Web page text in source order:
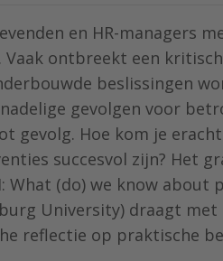
en HR-managers
ontbreekt een
beslissingen
gevolgen voor
gevolg. Hoe kom je
succesvol zijn? Het
What (do) we know about
University) draagt met
reflectie op praktische